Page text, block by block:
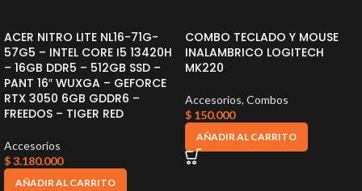
ACER NITRO LITE NL16-71G-
57G5 – INTEL CORE I5 13420H
– 16GB DDR5 – 512GB SSD –
PANT 16″ WUXGA – GEFORCE
RTX 3050 6GB GDDR6 –
FREEDOS – TIGER RED
Accesorios
$3.180.000
AÑADIR AL CARRITO
COMBO TECLADO Y MOUSE
INALAMBRICO LOGITECH
MK220
Accesorios, Combos
$ 150.000
AÑADIR AL CARRITO